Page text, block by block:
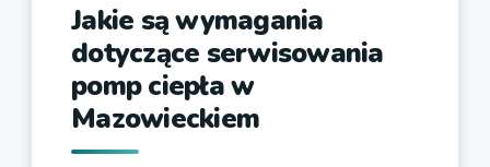
Jakie są wymagania
dotyczące serwisowania
pomp ciepła w
Mazowieckiem